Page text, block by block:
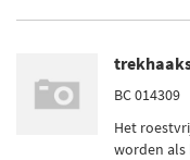
BC 014309
Het
worden